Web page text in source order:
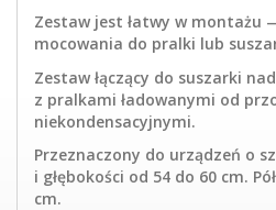
Zestaw jest łatwy w montażu
mocowania do pralki lub
Zestaw łączący do suszarki
z pralkami ładowanymi od
niekondensacyjnymi.
Przeznaczony do urządzeń o
i głębokości od 54 do 60 cm.
cm.